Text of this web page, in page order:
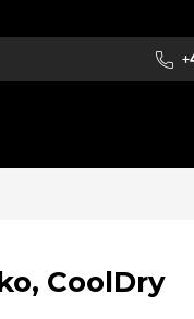
CoolDry